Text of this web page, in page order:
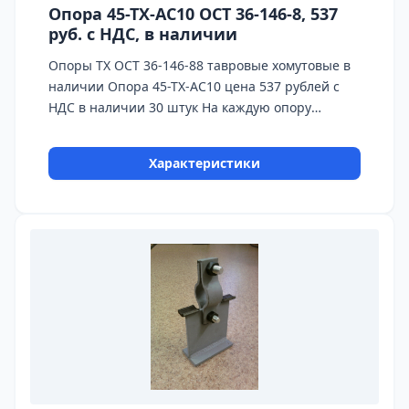
Опора 45-ТХ-АС10 ОСТ 36-146-8, 537
руб. с НДС, в наличии
Опоры ТХ ОСТ 36-146-88 тавровые хомутовые в
наличии Опора 45-ТХ-АС10 цена 537 рублей с
НДС в наличии 30 штук На каждую опору
сертификаты на используемые материалы и
предоставляется Гарантия 24 месяца.
Характеристики